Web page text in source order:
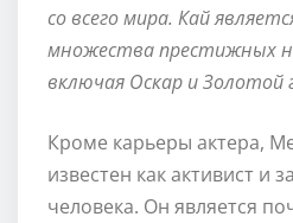
со всего мира. Кай
множества престижных
включая Оскар и Золотой
Кроме карьеры актера,
известен как активист и
человека. Он является